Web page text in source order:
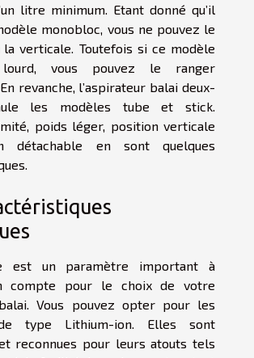
litre minimum. Etant donné qu’il
monobloc, vous ne pouvez le
la verticale. Toutefois si ce modèle
vous pouvez le ranger
revanche, l’aspirateur balai deux-
les modèles tube et stick.
poids léger, position verticale
détachable en sont quelques
est un paramètre important à
compte pour le choix de votre
Vous pouvez opter pour les
type Lithium-ion. Elles sont
reconnues pour leurs atouts tels